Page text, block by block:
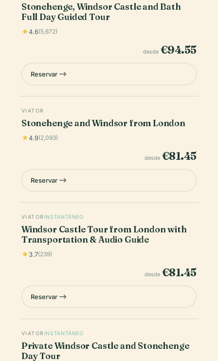
Stonehenge, Windsor Castle and Bath
Full Day Guided Tour
4.6(5,672)
desde €94.55
Reservar
VIATOR
Stonehenge and Windsor from London
4.9(2,093)
desde €81.45
Reservar
VIATOR INSTANTÁNEO
Windsor Castle Tour from London with
Transportation & Audio Guide
3.7(239)
desde €81.45
Reservar
VIATOR INSTANTÁNEO
Private Windsor Castle and Stonehenge
Day Tour